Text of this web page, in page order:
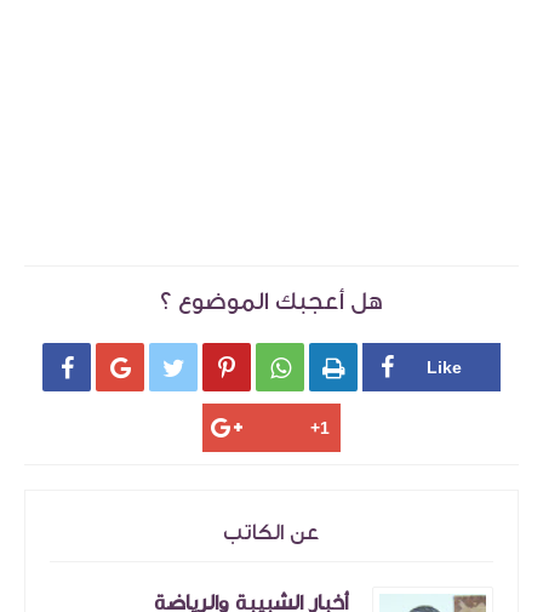
هل أعجبك الموضوع ؟
     
عن الكاتب
أخبار الشبيبة والرياضة